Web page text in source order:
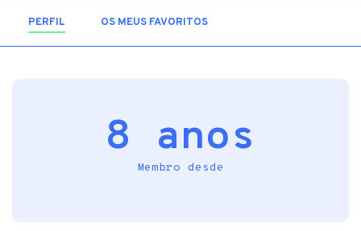
PERFIL (SEPARADOR ATIVO)
OS MEUS FAVORITOS
8 anos
Membro desde